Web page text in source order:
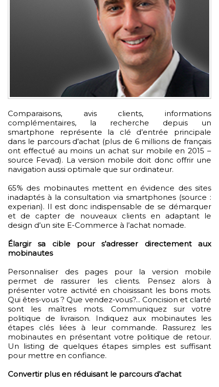
Comparaisons, avis clients, informations
complémentaires, la recherche depuis un
smartphone représente la clé d’entrée principale
dans le parcours d’achat (plus de 6 millions de français
ont effectué au moins un achat sur mobile en 2015 –
source Fevad). La version mobile doit donc offrir une
navigation aussi optimale que sur ordinateur.
65% des mobinautes mettent en évidence des sites
inadaptés à la consultation via smartphones (source :
experian). Il est donc indispensable de se démarquer
et de capter de nouveaux clients en adaptant le
design d’un site E-Commerce à l’achat nomade.
Élargir sa cible pour s’adresser directement aux
mobinautes
Personnaliser des pages pour la version mobile
permet de rassurer les clients. Pensez alors à
présenter votre activité en choisissant les bons mots.
Qui êtes-vous ? Que vendez-vous?... Concision et clarté
sont les maîtres mots. Communiquez sur votre
politique de livraison. Indiquez aux mobinautes les
étapes clés liées à leur commande. Rassurez les
mobinautes en présentant votre politique de retour.
Un listing de quelques étapes simples est suffisant
pour mettre en confiance.
Convertir plus en réduisant le parcours d’achat